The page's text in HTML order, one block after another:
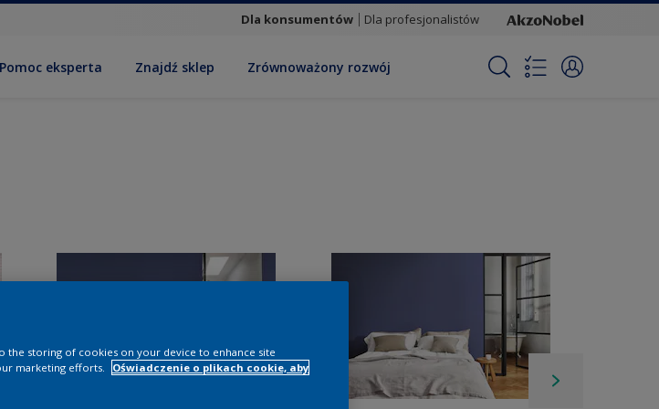
Dla konsumentów Dla profesjonalistów
Pomoc eksperta Znajdź sklep Zrównoważony rozwój
the storing of cookies on your device to enhance site
marketing efforts.
Oświadczenie o plikach cookie, aby